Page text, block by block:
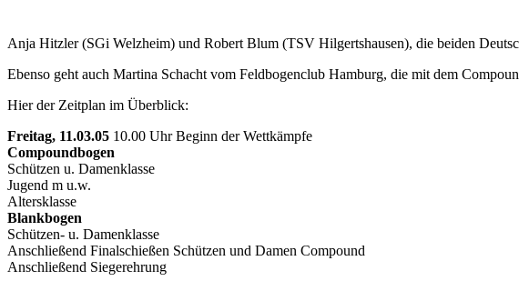
Anja Hitzler (SGi Welzheim) und Robert Blum (TSV Hilgertshausen), die beiden
Ebenso geht auch Martina Schacht vom Feldbogenclub Hamburg, die mit dem
Hier der Zeitplan im Überblick:
Freitag, 11.03.05 10.00 Uhr Beginn der Wettkämpfe
Compoundbogen
Schützen u. Damenklasse
Jugend m u.w.
Altersklasse
Blankbogen
Schützen- u. Damenklasse
Anschließend Finalschießen Schützen und Damen Compound
Anschließend Siegerehrung